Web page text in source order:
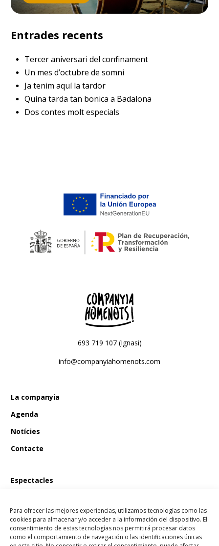
Para ofrecer las mejores experiencias, utilizamos tecnologías como las
cookies para almacenar y/o acceder a la información del dispositivo. El
consentimiento de estas tecnologías nos permitirá procesar datos
como el comportamiento de navegación o las identificaciones únicas
Entrades recents
Tercer aniversari del confinament
Un mes d’octubre de somni
Ja tenim aquí la tardor
Quina tarda tan bonica a Badalona
Dos contes molt especials
693 719 107 (Ignasi)
info@companyiahomenots.com
La companyia
Agenda
Notícies
Contacte
Espectacles
En Bum i el llibre màgic de les fades
En Bum i l’estel dels desitjos